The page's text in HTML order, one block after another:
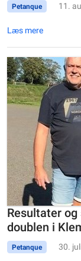
Petanque 11.
Læs mere
Resultater
doublen i
Petanque 30.